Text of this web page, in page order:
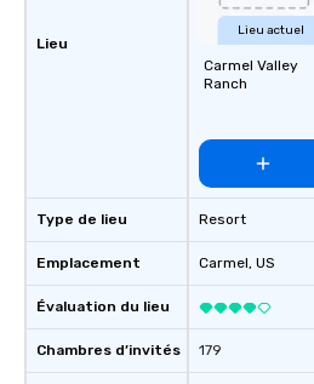
Lieu
Type de lieu
Emplacement
Évaluation du lieu
Chambres d’invités
Lieu actuel
Carmel Valley
Ranch
Resort
Carmel, US
179